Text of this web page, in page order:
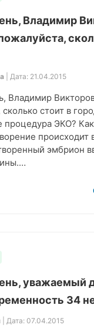
Владимир
| Дата: 21.04.2015
Владимир
стоит в
процедура ЭКО?
происходит
эмбрион
уважаемый
34
| Дата: 07.04.2015